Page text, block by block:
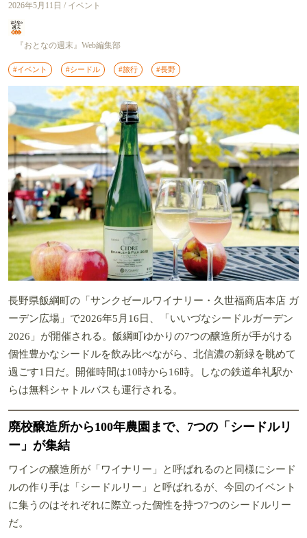
2026年5月11日 / イベント
『おとなの週末』Web編集部
#イベント #シードル #旅行 #長野
長野県飯綱町の「サンクゼールワイナリー・久世福商店本店 ガ
ーデン広場」で2026年5月16日、「いいづなシードルガーデン
2026」が開催される。飯綱町ゆかりの7つの醸造所が手がける
個性豊かなシードルを飲み比べながら、北信濃の新緑を眺めて
過ごす1日だ。開催時間は10時から16時。しなの鉄道牟礼駅か
らは無料シャトルバスも運行される。
廃校醸造所から100年農園まで、7つの「シードルリ
ー」が集結
ワインの醸造所が「ワイナリー」と呼ばれるのと同様にシード
ルの作り手は「シードルリー」と呼ばれるが、今回のイベント
に集うのはそれぞれに際立った個性を持つ7つのシードルリー
だ。